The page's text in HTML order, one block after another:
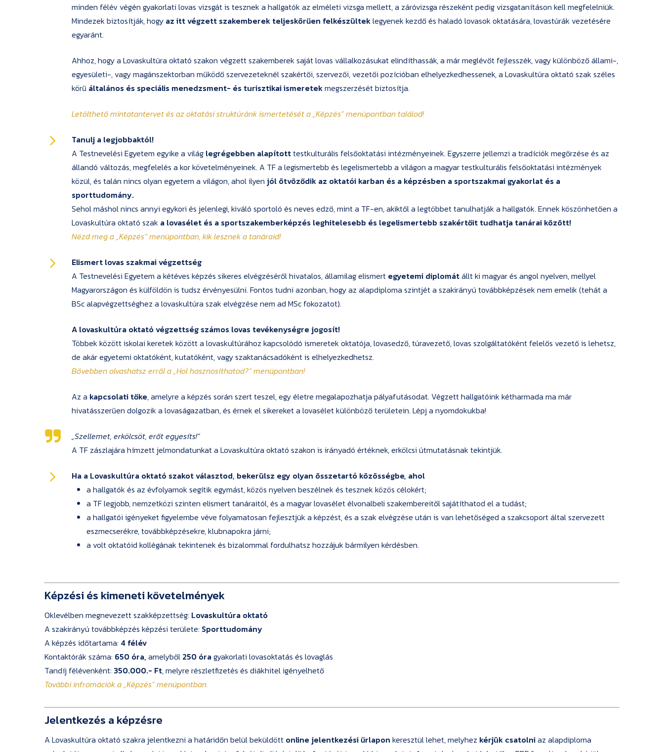
minden félév végén gyakorlati lovas vizsgát is tesznek a hallgatók az elméleti vizsga mellett, a záróvizsga részeként pedig vizsgatanításon kell megfelelniük.
Mindezek biztosítják, hogy az itt végzett szakemberek teljeskörűen felkészülteklegyenek kezdő és haladó lovasok oktatására, lovastúrák vezetésére
egyaránt.
Ahhoz, hogy a Lovaskultúra oktató szakon végzett szakemberek saját lovas vállalkozásukat elindíthassák, a már meglévőt fejlesszék, vagy különböző állami-,
egyesületi-, vagy magánszektorban működő szervezeteknél szakértői, szervezői, vezetői pozícióban elhelyezkedhessenek, a Lovaskultúra oktató szak széles
körű általános és speciális menedzsment- és turisztikai ismeretekmegszerzését biztosítja.
Letölthető mintatantervet és az oktatási struktúránk ismertetését a„Képzés”menüpontban találod!
Tanulj a legjobbaktól!
A Testnevelési Egyetem egyike a világ legrégebben alapítotttestkulturális felsőoktatási intézményeinek. Egyszerre jellemzi a tradíciók megőrzése és az
állandó változás, megfelelés a kor követelményeinek. A TF a legismertebb és legelismertebb a világon a magyar testkulturális felsőoktatási intézmények
közül, és talán nincs olyan egyetem a világon, ahol ilyen jól ötvöződik az oktatói karban és a képzésben a sportszakmai gyakorlat és a
sporttudomány.
Sehol máshol nincs annyi egykori és jelenlegi, kiváló sportoló és neves edző, mint a TF-en, akiktől a legtöbbet tanulhatják a hallgatók. Ennek köszönhetően a
Lovaskultúra oktató szak a lovasélet és a sportszakemberképzés leghitelesebb és legelismertebb szakértőit tudhatja tanárai között!
Nézd meg a„Képzés”menüpontban, kik lesznek a tanáraid!
Elismert lovas szakmai végzettség
A Testnevelési Egyetem a kétéves képzés sikeres elvégzéséről hivatalos, államilag elismert egyetemi diplomátállt ki magyar és angol nyelven, mellyel
Magyarországon és külföldön is tudsz érvényesülni. Fontos tudni azonban, hogy az alapdiploma szintjét a szakirányú továbbképzések nem emelik (tehát a
BSc alapvégzettséghez a lovaskultúra szak elvégzése nem ad MSc fokozatot).
A lovaskultúra oktató végzettség számos lovas tevékenységre jogosít!
Többek között iskolai keretek között a lovaskultúrához kapcsolódó ismeretek oktatója, lovasedző, túravezető, lovas szolgáltatóként felelős vezető is lehetsz,
de akár egyetemi oktatóként, kutatóként, vagy szaktanácsadóként is elhelyezkedhetsz.
Bővebben olvashatsz erről a„Hol hasznosíthatod?”menüpontban!
Az a kapcsolati tőke, amelyre a képzés során szert teszel, egy életre megalapozhatja pályafutásodat. Végzett hallgatóink kétharmada ma már
hivatásszerűen dolgozik a lovaságazatban, és érnek el sikereket a lovasélet különböző területein. Lépj a nyomdokukba!
„Szellemet, erkölcsöt, erőt egyesíts!”
A TF zászlajára hímzett jelmondatunkat a Lovaskultúra oktató szakon is irányadó értéknek, erkölcsi útmutatásnak tekintjük.
Ha a Lovaskultúra oktató szakot választod, bekerülsz egy olyan összetartó közösségbe, ahol
a hallgatók és az évfolyamok segítik egymást, közös nyelven beszélnek és tesznek közös célokért;
a TF legjobb, nemzetközi szinten elismert tanáraitól, és a magyar lovasélet élvonalbeli szakembereitől sajátíthatod el a tudást;
a hallgatói igényeket figyelembe véve folyamatosan fejlesztjük a képzést, és a szak elvégzése után is van lehetőséged a szakcsoport által szervezett
eszmecserékre, továbbképzésekre, klubnapokra járni;
a volt oktatóid kollégának tekintenek és bizalommal fordulhatsz hozzájuk bármilyen kérdésben.
Képzési és kimeneti követelmények
Oklevélben megnevezett szakképzettség: Lovaskultúra oktató
A szakirányú továbbképzés képzési területe: Sporttudomány
A képzés időtartama: 4 félév
Kontaktórák száma: 650 óra, amelyből 250 óragyakorlati lovasoktatás és lovaglás
Tandíj félévenként: 350.000.- Ft, melyre részletfizetés és diákhitel igényelhető
További infromációk a„Képzés”menüpontban.
Jelentkezés a képzésre
A Lovaskultúra oktató szakra jelentkezni a határidőn belül beküldött online jelentkezési űrlapon keresztül lehet, melyhez kérjük csatolniaz alapdiploma